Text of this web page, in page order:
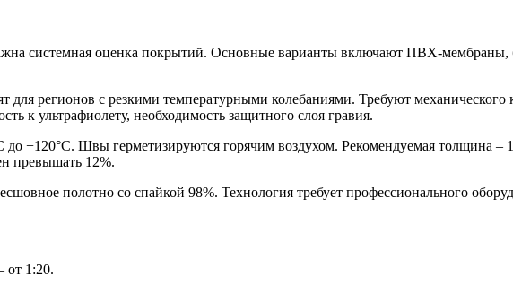
системная оценка покрытий. Основные варианты включают ПВХ-
для регионов с резкими температурными колебаниями. Требуют механического
к ультрафиолету, необходимость защитного слоя гравия.
+120°C. Швы герметизируются горячим воздухом. Рекомендуемая толщина –
превышать 12%.
полотно со спайкой 98%. Технология требует профессионального
от 1:20.